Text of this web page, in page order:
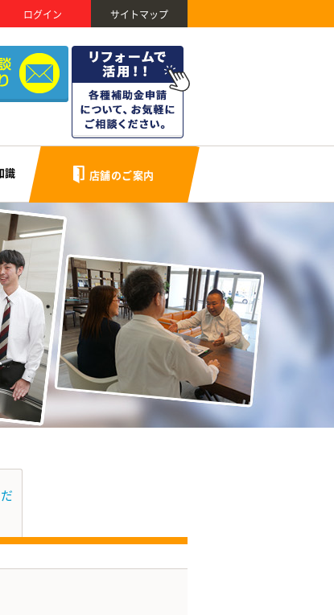
サイトマップ
ログイン
識 店舗のご案内